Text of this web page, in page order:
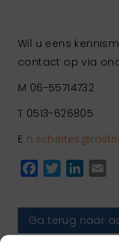
Wil u eens
contact op via
M 06-55714732
T 0513-626805
E
Facebook
Twitter
Ga terug naar